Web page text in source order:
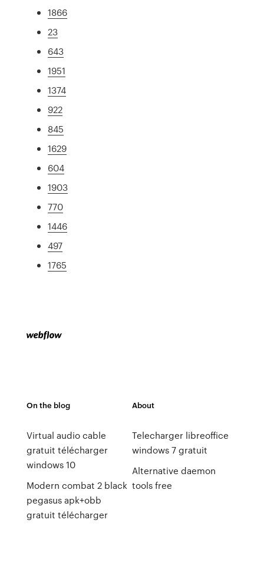
1866
23
643
1951
1374
922
845
1629
604
1903
770
1446
497
1765
On the blog
Virtual audio cable
gratuit télécharger
windows 10
Modern combat 2 black
pegasus apk+obb
gratuit télécharger
About
Telecharger libreoffice
windows 7 gratuit
Alternative daemon
tools free